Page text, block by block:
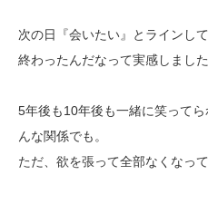
次の日『会いたい』とラインし
終わったんだなって実感しました
5年後も10年後も一緒に笑って
んな関係でも。
ただ、欲を張って全部なくなって